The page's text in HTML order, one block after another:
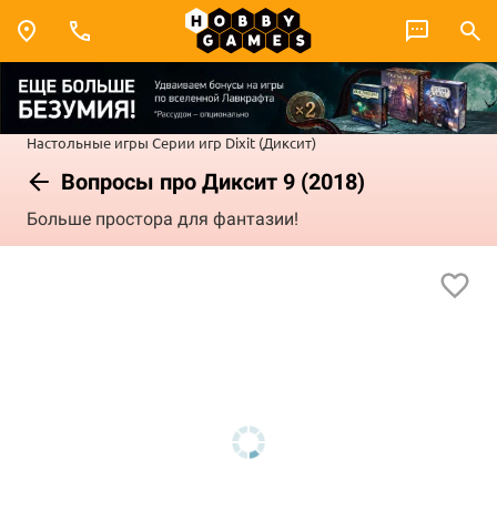
Настольные игры Серии игр Dixit (Диксит)
Вопросы про Диксит 9 (2018)
Больше простора для фантазии!